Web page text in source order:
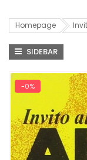
Homepage
SIDEBAR
-0%